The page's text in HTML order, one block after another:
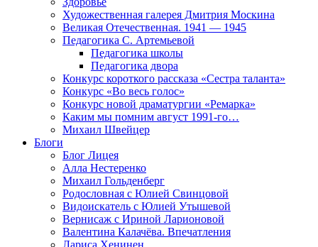
Художественная галерея Дмитрия Москина
Великая Отечественная. 1941 — 1945
Педагогика С. Артемьевой
Педагогика школы
Педагогика двора
Конкурс короткого рассказа «Сестра таланта»
Конкурс «Во весь голос»
Конкурс новой драматургии «Ремарка»
Каким мы помним август 1991-го…
Михаил Швейцер
Блоги
Блог Лицея
Алла Нестеренко
Михаил Гольденберг
Родословная с Юлией Свинцовой
Видоискатель с Юлией Утышевой
Вернисаж с Ириной Ларионовой
Валентина Калачёва. Впечатления